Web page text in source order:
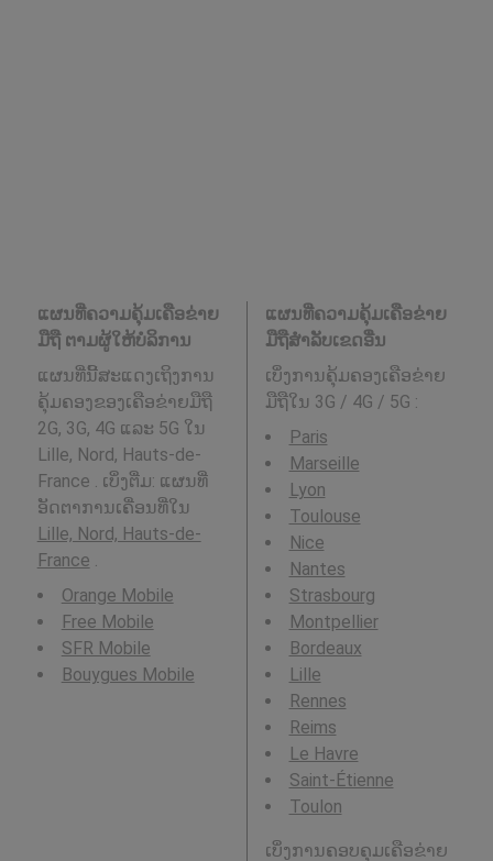
ແຜນທີ່ຄວາມຄຸ້ມເຄືອຂ່າຍ
ມືຖື ຕາມຜູ້ໃຫ້ບໍລິການ
ແຜນທີ່ນີ້ສະແດງເຖິງການ
ຄຸ້ມຄອງຂອງເຄືອຂ່າຍມືຖື
2G, 3G, 4G ແລະ 5G ໃນ
Lille, Nord, Hauts-de-
France . ເບິ່ງຕື່ມ: ແຜນທີ່
ອັດຕາການເຄື່ອນທີ່ໃນ
Lille, Nord, Hauts-de-
France
Orange Mobile
Free Mobile
SFR Mobile
Bouygues Mobile
ແຜນທີ່ຄວາມຄຸ້ມເຄືອຂ່າຍ
ມືຖືສໍາລັບເຂດອື່ນ
ເບິ່ງການຄຸ້ມຄອງເຄືອຂ່າຍ
ມືຖືໃນ 3G / 4G / 5G :
Paris
Marseille
Lyon
Toulouse
Nice
Nantes
Strasbourg
Montpellier
Bordeaux
Lille
Rennes
Reims
Le Havre
Saint-Étienne
Toulon
ເບິ່ງການຄອບຄຸມເຄືອຂ່າຍ